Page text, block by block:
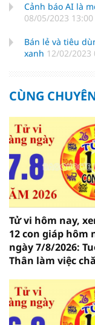
Cảnh báo AI là
08/05/2023 13:00
Bán lẻ và tiêu
xanh 12/02/2023
CÙNG
Tử vi hôm nay,
12 con giáp hôm
ngày 7/8/2026:
Thân làm việc